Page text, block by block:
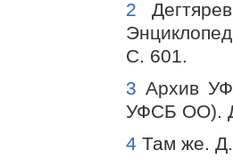
2
С. 601.
3 Архив
УФСБ ОО).
4 Там же.